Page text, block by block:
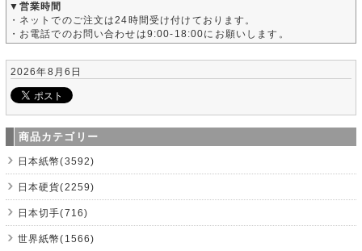
▼営業時間
・ネットでのご注文は24時間受け付けております。
・お電話でのお問い合わせは9:00-18:00にお願いします。
2026年8月6日
商品カテゴリー
日本紙幣(3592)
日本硬貨(2259)
日本切手(716)
世界紙幣(1566)